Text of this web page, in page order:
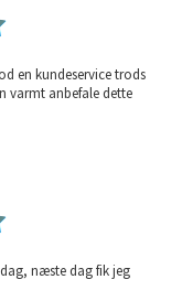
en kundeservice trods
varmt anbefale dette
næste dag fik jeg